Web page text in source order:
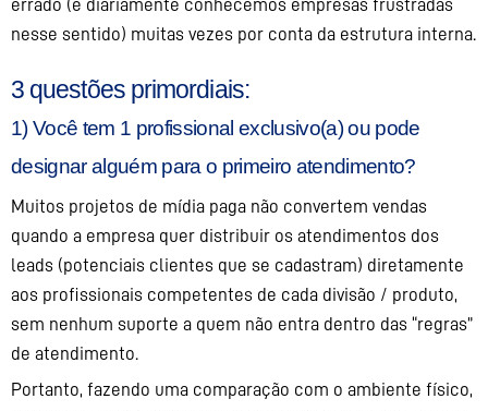
errado (e diariamente conhecemos empresas frustradas
nesse sentido) muitas vezes por conta da estrutura interna.
3 questões primordiais:
1) Você tem 1 profissional exclusivo(a) ou pode
designar alguém para o primeiro atendimento?
Muitos projetos de mídia paga não convertem vendas
quando a empresa quer distribuir os atendimentos dos
leads (potenciais clientes que se cadastram) diretamente
aos profissionais competentes de cada divisão / produto,
sem nenhum suporte a quem não entra dentro das “regras”
de atendimento.
Portanto, fazendo uma comparação com o ambiente físico,